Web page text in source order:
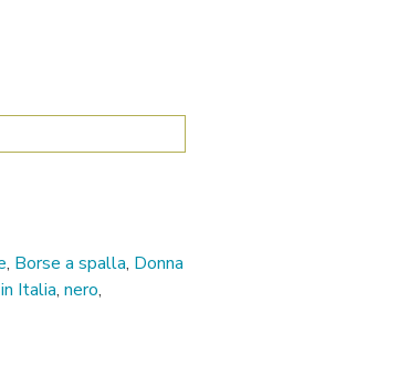
, Borse a spalla, Donna
Italia,nero,